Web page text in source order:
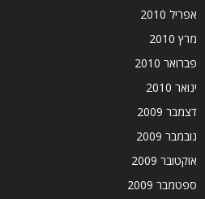
אפריל 2010
מרץ 2010
פברואר 2010
ינואר 2010
דצמבר 2009
נובמבר 2009
אוקטובר 2009
ספטמבר 2009